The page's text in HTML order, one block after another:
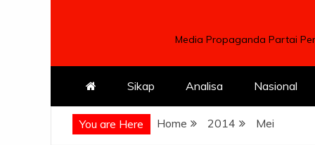
Media Propaganda Partai
Sikap Analisa Nasional
You are Here Home 2014 Mei